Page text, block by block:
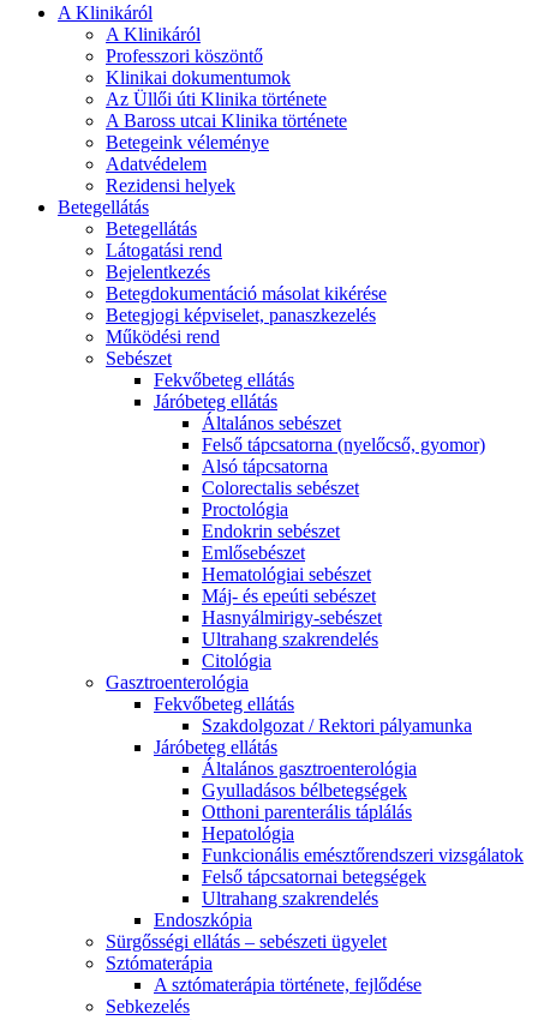
A Klinikáról
A Klinikáról
Professzori köszöntő
Klinikai dokumentumok
Az Üllői úti Klinika története
A Baross utcai Klinika története
Betegeink véleménye
Adatvédelem
Rezidensi helyek
Betegellátás
Betegellátás
Látogatási rend
Bejelentkezés
Betegdokumentáció másolat kikérése
Betegjogi képviselet, panaszkezelés
Működési rend
Sebészet
Fekvőbeteg ellátás
Járóbeteg ellátás
Általános sebészet
Felső tápcsatorna (nyelőcső, gyomor)
Alsó tápcsatorna
Colorectalis sebészet
Proctológia
Endokrin sebészet
Emlősebészet
Hematológiai sebészet
Máj- és epeúti sebészet
Hasnyálmirigy-sebészet
Ultrahang szakrendelés
Citológia
Gasztroenterológia
Fekvőbeteg ellátás
Szakdolgozat / Rektori pályamunka
Járóbeteg ellátás
Általános gasztroenterológia
Gyulladásos bélbetegségek
Otthoni parenterális táplálás
Hepatológia
Funkcionális emésztőrendszeri vizsgálatok
Felső tápcsatornai betegségek
Ultrahang szakrendelés
Endoszkópia
Sürgősségi ellátás – sebészeti ügyelet
Sztómaterápia
A sztómaterápia története, fejlődése
Sebkezelés